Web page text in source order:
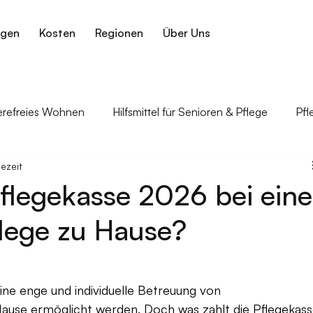
Kosten Regionen Über Uns
Wohnen Hilfsmittel für Senioren & Pflege
2026 bei
zu Hause?
enge und individuelle Betreuung von
ermöglicht werden. Doch was zahlt die